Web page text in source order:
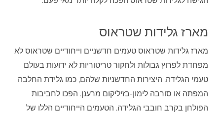
מארז גלידות שטראוס
מארז גלידות שטראוס טעמים חדשניים וייחודיים שטראוס לא
מפחדת לפרוץ גבולות ולחקור טריטוריות לא ידועות בעולם
טעמי הגלידה. היצירות החדשניות שלהם, כמו גלידת החלבה
המפתה או סורבה לימון-בזיליקום מרענן. הפכו לחביבות
הפולחן בקרב חובבי הגלידה. הטעמים הייחודיים הללו של